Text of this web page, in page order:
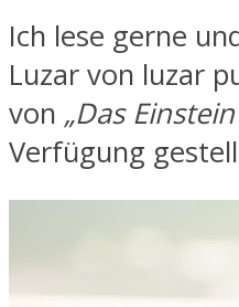
Ich lese gerne
Luzar von luzar
von „Das
Verfügung